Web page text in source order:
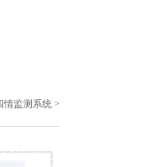
情监测系统 >